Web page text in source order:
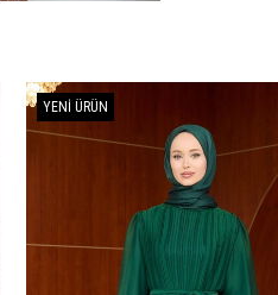
YENI ÜRÜN